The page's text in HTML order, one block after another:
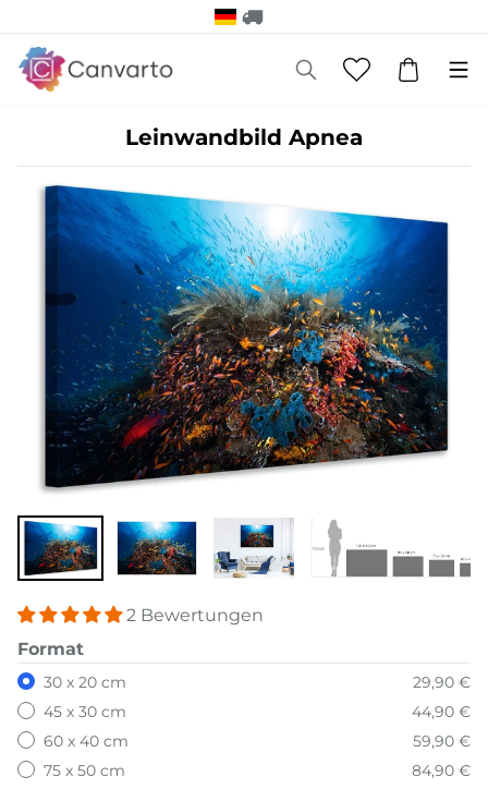
Leinwandbild Apnea
2 Bewertungen
Format
30 x 20 cm
29,90 €
45 x 30 cm
44,90 €
60 x 40 cm
59,90 €
75 x 50 cm
84,90 €